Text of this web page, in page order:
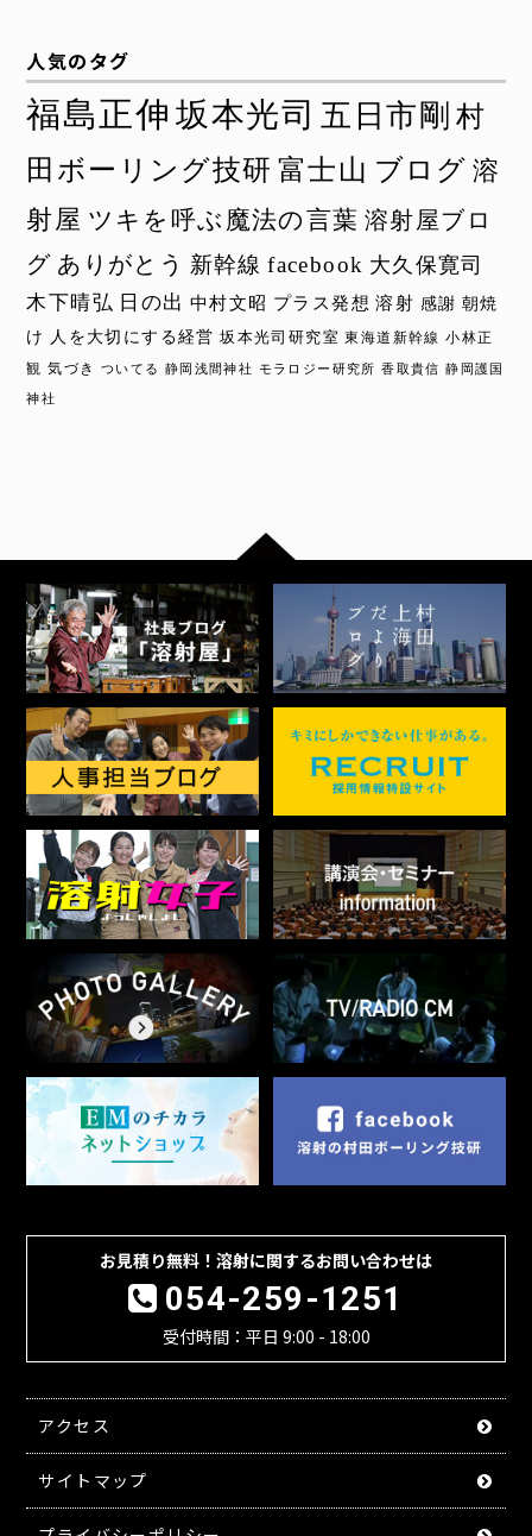
人気のタグ
福島正伸 坂本光司 五日市剛 村
田ボーリング技研 富士山 ブログ 溶
射屋 ツキを呼ぶ魔法の言葉 溶射屋ブロ
グ ありがとう 新幹線 facebook 大久保寛司
木下晴弘 日の出 中村文昭 プラス発想 溶射 感謝 朝焼
け 人を大切にする経営 坂本光司研究室 東海道新幹線 小林正
観 気づき ついてる 静岡浅間神社 モラロジー研究所 香取貴信 静岡護国
神社
お見積り無料！溶射に関するお問い合わせは
054-259-1251
受付時間：平日 9:00 - 18:00
アクセス
サイトマップ